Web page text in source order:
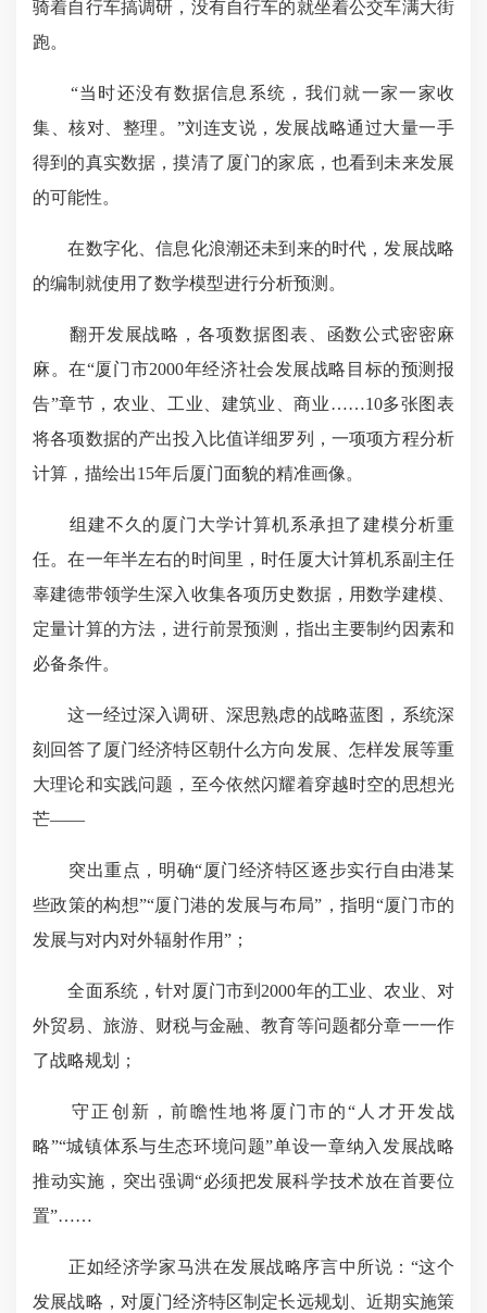
骑着自行车搞调研，没有自行车的就坐着公交车满大街
跑。
“当时还没有数据信息系统，我们就一家一家收
集、核对、整理。”刘连支说，发展战略通过大量一手
得到的真实数据，摸清了厦门的家底，也看到未来发展
的可能性。
在数字化、信息化浪潮还未到来的时代，发展战略
的编制就使用了数学模型进行分析预测。
翻开发展战略，各项数据图表、函数公式密密麻
麻。在“厦门市2000年经济社会发展战略目标的预测报
告”章节，农业、工业、建筑业、商业……10多张图表
将各项数据的产出投入比值详细罗列，一项项方程分析
计算，描绘出15年后厦门面貌的精准画像。
组建不久的厦门大学计算机系承担了建模分析重
任。在一年半左右的时间里，时任厦大计算机系副主任
辜建德带领学生深入收集各项历史数据，用数学建模、
定量计算的方法，进行前景预测，指出主要制约因素和
必备条件。
这一经过深入调研、深思熟虑的战略蓝图，系统深
刻回答了厦门经济特区朝什么方向发展、怎样发展等重
大理论和实践问题，至今依然闪耀着穿越时空的思想光
芒——
突出重点，明确“厦门经济特区逐步实行自由港某
些政策的构想”“厦门港的发展与布局”，指明“厦门市的
发展与对内对外辐射作用”；
全面系统，针对厦门市到2000年的工业、农业、对
外贸易、旅游、财税与金融、教育等问题都分章一一作
了战略规划；
守正创新，前瞻性地将厦门市的“人才开发战
略”“城镇体系与生态环境问题”单设一章纳入发展战略
推动实施，突出强调“必须把发展科学技术放在首要位
置”……
正如经济学家马洪在发展战略序言中所说：“这个
发展战略，对厦门经济特区制定长远规划、近期实施策